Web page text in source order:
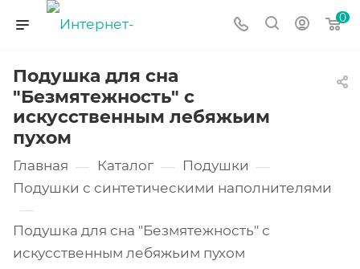
0
Подушка для сна
"Безмятежность" с
искусственным лебяжьим
пухом
Главная — Каталог — Подушки —
Подушки с синтетическими наполнителями
—
Подушка для сна "Безмятежность" с
искусственным лебяжьим пухом